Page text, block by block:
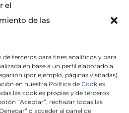
el
de las
terceros para fines analíticos y para
en base a un perfil elaborado a
(por ejemplo, páginas visitadas).
en nuestra Política de Cookies.
las cookies propias y de terceros
“Aceptar”, rechazar todas las
o acceder al panel de
Política de Privacidad